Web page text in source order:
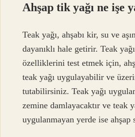
Ahşap tik yağı ne işe
Teak yağı, ahşabı kir, su ve
dayanıklı hale getirir. Teak
özelliklerini test etmek için,
teak yağı uygulayabilir ve
tutabilirsiniz. Teak yağı
zemine damlayacaktır ve teak
uygulanmayan yerde ise ahşap